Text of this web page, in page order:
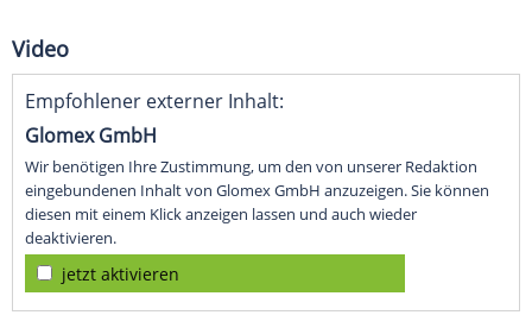
Video
Empfohlener externer Inhalt:
Glomex GmbH
Wir benötigen Ihre Zustimmung, um den von unserer Redaktion
eingebundenen Inhalt von Glomex GmbH anzuzeigen. Sie können
diesen mit einem Klick anzeigen lassen und auch wieder
deaktivieren.
jetzt aktivieren